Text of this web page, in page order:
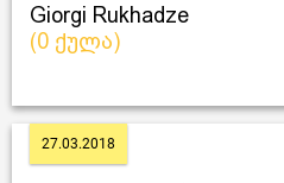
Giorgi Rukhadze
(0 ქულა)
27.03.2018